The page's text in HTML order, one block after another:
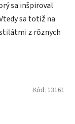
sa inšpiroval
sa totiž na
z rôznych
Kód: 13161